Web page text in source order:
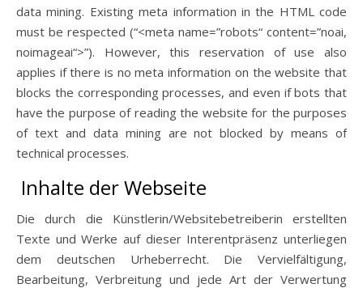
data mining. Existing meta information in the HTML code
must be respected (“<meta name=”robots“ content=”noai,
noimageai“>”). However, this reservation of use also
applies if there is no meta information on the website that
blocks the corresponding processes, and even if bots that
have the purpose of reading the website for the purposes
of text and data mining are not blocked by means of
technical processes.
Inhalte der Webseite
Die durch die Künstlerin/Websitebetreiberin erstellten
Texte und Werke auf dieser Interentpräsenz unterliegen
dem deutschen Urheberrecht. Die Vervielfältigung,
Bearbeitung, Verbreitung und jede Art der Verwertung